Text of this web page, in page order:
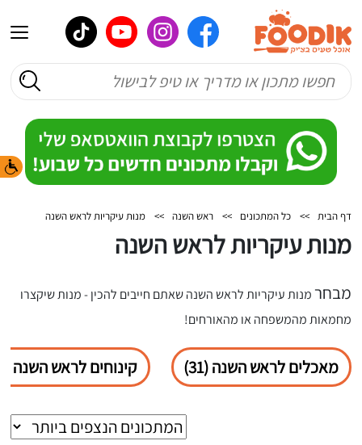
דף הבית >> כל המתכונים >> ראש השנה >> מנות עיקריות לראש השנה
מנות עיקריות לראש השנה
מבחר מנות עיקריות לראש השנה שאתם חייבים להכין - מנות שיקצרו
מחמאות מהמשפחה או מהאורחים!
מאכלים לראש השנה (31) קינוחים לראש השנה (11)